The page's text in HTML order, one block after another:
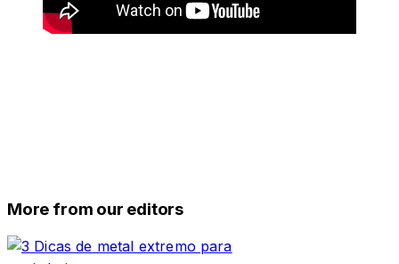
More from our editors